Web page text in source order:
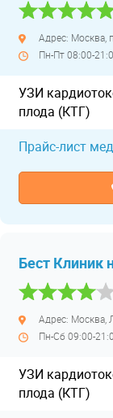
Адрес: Москва,
Пн-Пт 08:00-
УЗИ
плода (КТГ)
Прайс-лист
Бест Клиник
Адрес: Москва,
Пн-Сб 09:00-
УЗИ
плода (КТГ)